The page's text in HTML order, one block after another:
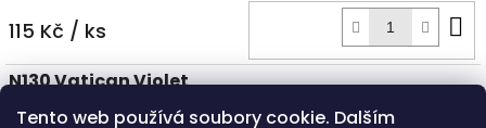
Tento web používá soubory cookie. Dalším
115 Kč / ks
N130 Vatican Violet
| 406/N101
8436548871307